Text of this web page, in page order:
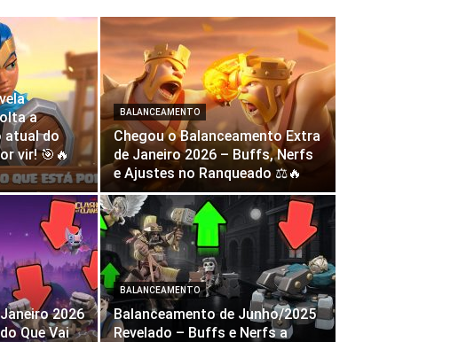
a
atual do
vir! 🎯🔥
BALANCEAMENTO
Chegou o Balanceamento Extra
de Janeiro 2026 – Buffs, Nerfs
e Ajustes no Ranqueado ⚖️🔥
2026
Que Vai
BALANCEAMENTO
Balanceamento de Junho/2025
Revelado – Buffs e Nerfs a